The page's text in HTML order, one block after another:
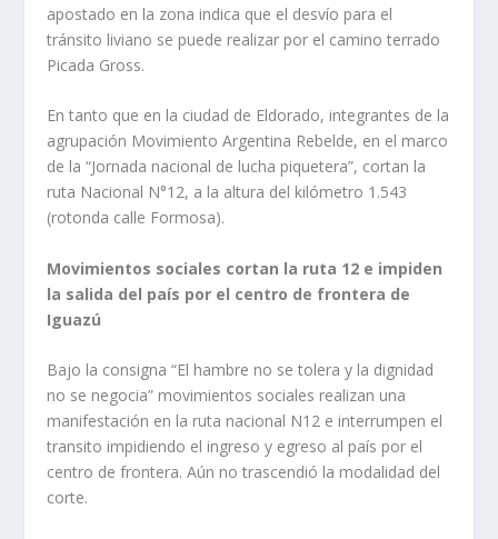
apostado en la zona indica que el desvío para el
tránsito liviano se puede realizar por el camino terrado
Picada Gross.
En tanto que en la ciudad de Eldorado, integrantes de la
agrupación Movimiento Argentina Rebelde, en el marco
de la “Jornada nacional de lucha piquetera”, cortan la
ruta Nacional N°12, a la altura del kilómetro 1.543
(rotonda calle Formosa).
Movimientos sociales cortan la ruta 12 e impiden
la salida del país por el centro de frontera de
Iguazú
Bajo la consigna “El hambre no se tolera y la dignidad
no se negocia” movimientos sociales realizan una
manifestación en la ruta nacional N12 e interrumpen el
transito impidiendo el ingreso y egreso al país por el
centro de frontera. Aún no trascendió la modalidad del
corte.